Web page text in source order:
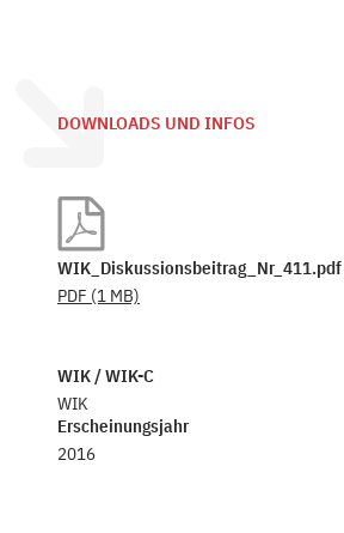
DOWNLOADS UND INFOS
WIK_Diskussionsbeitrag_Nr_411.pdf
PDF (1 MB)
WIK / WIK-C
WIK
Erscheinungsjahr
2016